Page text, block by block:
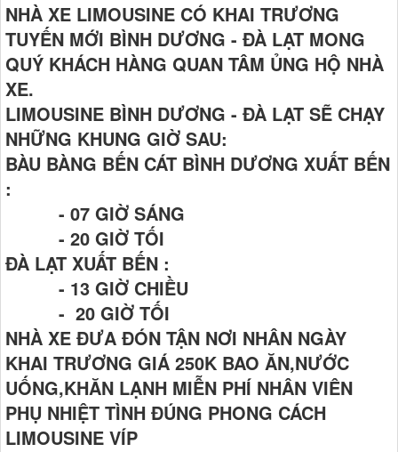
NHÀ XE LIMOUSINE CÓ KHAI TRƯƠNG
TUYẾN MỚI BÌNH DƯƠNG - ĐÀ LẠT MONG
QUÝ KHÁCH HÀNG QUAN TÂM ỦNG HỘ NHÀ
XE.
LIMOUSINE BÌNH DƯƠNG - ĐÀ LẠT SẼ CHẠY
NHỮNG KHUNG GIỜ SAU:
BÀU BÀNG BẾN CÁT BÌNH DƯƠNG XUẤT BẾN
:
- 07 GIỜ SÁNG
- 20 GIỜ TỐI
ĐÀ LẠT XUẤT BẾN :
- 13 GIỜ CHIỀU
- 20 GIỜ TỐI
NHÀ XE ĐƯA ĐÓN TẬN NƠI NHÂN NGÀY
KHAI TRƯƠNG GIÁ 250K BAO ĂN,NƯỚC
UỐNG,KHĂN LẠNH MIỄN PHÍ NHÂN VIÊN
PHỤ NHIỆT TÌNH ĐÚNG PHONG CÁCH
LIMOUSINE VÍP